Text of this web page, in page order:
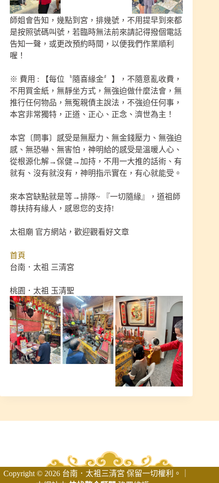
師姐會告知，幾點到宮，排幾號，不用提早到來都
是按照號碼叫號，若臨時無法前來請記得撥個電話
告知一聲，或更改預約時間，以便我們作業順利
喔！
※ 費用 : 【每位〝隨喜緣金〞】，不隨意亂收費，
不用買金紙，無靜坐方式，無強迫做什麼法會，無
推行任何物品，無冤親債主說法，不強迫任何事，
本宮非常獨特，正道、正心、正念、濟世為主！
本宮〔問事〕感受是無壓力、無金錢壓力、無強迫
感、無恐嚇、無害怕，神明給的感受是溫暖人心、
從根源化解→保健→加持，不用一大推的話術、有
就有、沒有就沒有，神明指示實在，有心就能受。
來本宮缺點就是等→排隊~ 『一切隨緣』，道祖師
尊扶持有緣人，感恩您的支持!
太祖廟 官方網站，歡迎觀看好文章
首頁
台南．太祖 三清宮
桃園．太祖 玉清聖
Copyright © 2026 台南．太袓三清宮 保留一切權利。｜